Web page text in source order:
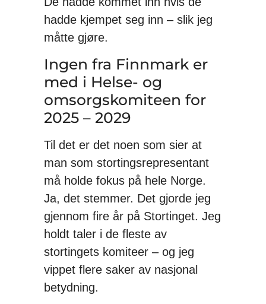
hadde kjempet seg inn – slik jeg
måtte gjøre.
Ingen fra Finnmark er
med i Helse- og
omsorgskomiteen for
2025 – 2029
Til det er det noen som sier at
man som stortingsrepresentant
må holde fokus på hele Norge.
Ja, det stemmer. Det gjorde jeg
gjennom fire år på Stortinget. Jeg
holdt taler i de fleste av
stortingets komiteer – og jeg
vippet flere saker av nasjonal
betydning.